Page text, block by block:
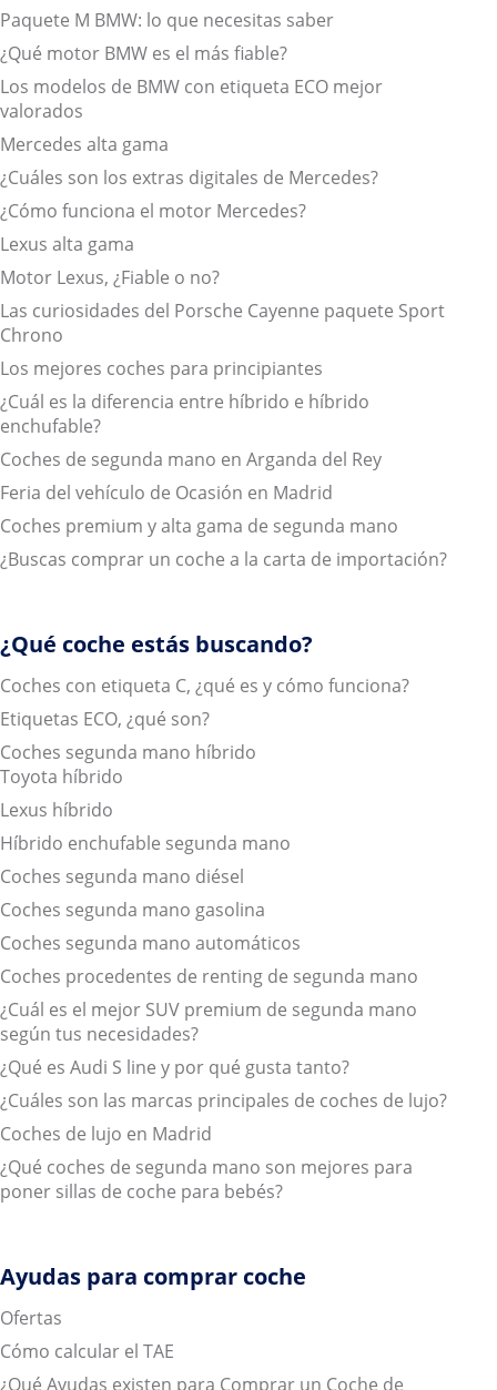
Paquete M BMW: lo que necesitas saber
¿Qué motor BMW es el más fiable?
Los modelos de BMW con etiqueta ECO mejor
valorados
Mercedes alta gama
¿Cuáles son los extras digitales de Mercedes?
¿Cómo funciona el motor Mercedes?
Lexus alta gama
Motor Lexus, ¿Fiable o no?
Las curiosidades del Porsche Cayenne paquete Sport
Chrono
Los mejores coches para principiantes
¿Cuál es la diferencia entre híbrido e híbrido
enchufable?
Coches de segunda mano en Arganda del Rey
Feria del vehículo de Ocasión en Madrid
Coches premium y alta gama de segunda mano
¿Buscas comprar un coche a la carta de importación?
¿Qué coche estás buscando?
Coches con etiqueta C, ¿qué es y cómo funciona?
Etiquetas ECO, ¿qué son?
Coches segunda mano híbrido
Toyota híbrido
Lexus híbrido
Híbrido enchufable segunda mano
Coches segunda mano diésel
Coches segunda mano gasolina
Coches segunda mano automáticos
Coches procedentes de renting de segunda mano
¿Cuál es el mejor SUV premium de segunda mano
según tus necesidades?
¿Qué es Audi S line y por qué gusta tanto?
¿Cuáles son las marcas principales de coches de lujo?
Coches de lujo en Madrid
¿Qué coches de segunda mano son mejores para
poner sillas de coche para bebés?
Ayudas para comprar coche
Ofertas
Cómo calcular el TAE
¿Qué Ayudas existen para Comprar un Coche de